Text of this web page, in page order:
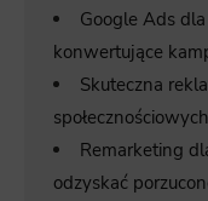
Google Ads
konwertujące
Skuteczna
społecznościowych
Remarketing
odzyskać